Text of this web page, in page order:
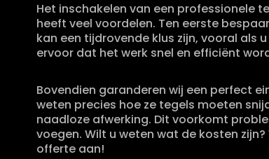
Het inschakelen van een professionele
heeft veel voordelen. Ten eerste
kan een tijdrovende klus zijn, vooral als
ervoor dat het werk snel en efficiënt
Bovendien garanderen wij een perfect
weten precies hoe ze tegels moeten
naadloze afwerking. Dit voorkomt
voegen. Wilt u weten wat de kosten
offerte aan!